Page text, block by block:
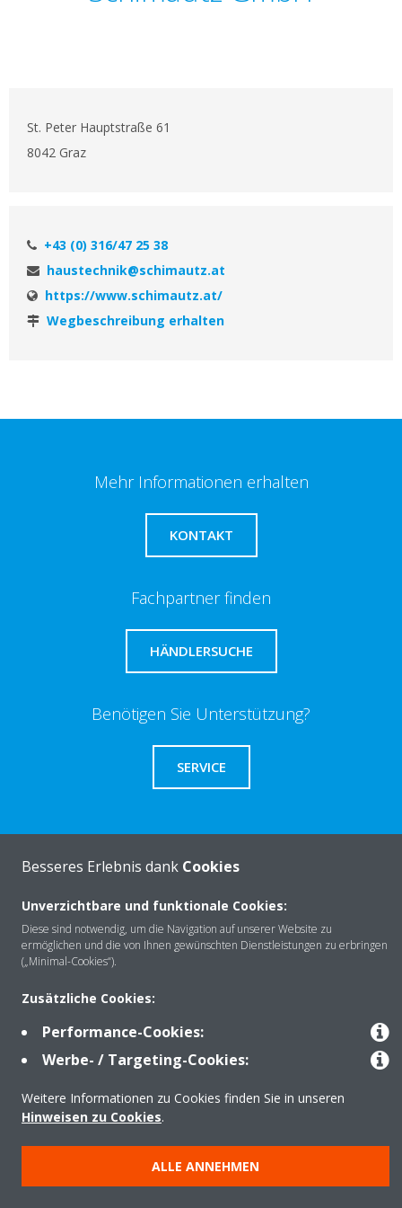
St. Peter Hauptstraße 61
8042 Graz
+43 (0) 316/47 25 38
haustechnik@schimautz.at
https://www.schimautz.at/
Wegbeschreibung erhalten
Mehr Informationen erhalten
KONTAKT
Fachpartner finden
HÄNDLERSUCHE
Benötigen Sie Unterstützung?
SERVICE
Über Daikin
Lösungen
Kontakt
Copyright © Daikin
Besseres Erlebnis dank Cookies
Unverzichtbare und funktionale Cookies:
Diese sind notwendig, um die Navigation auf unserer Website zu
ermöglichen und die von Ihnen gewünschten Dienstleistungen zu erbringen
(„Minimal-Cookies“).
Zusätzliche Cookies:
Performance-Cookies:
Werbe- / Targeting-Cookies:
Weitere Informationen zu Cookies finden Sie in unseren
Hinweisen zu Cookies.
ALLE ANNEHMEN